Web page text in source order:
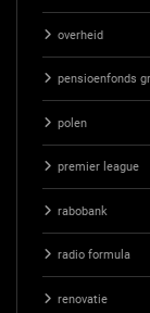
overheid
pensioenfonds
polen
premier league
rabobank
radio formula
renovatie